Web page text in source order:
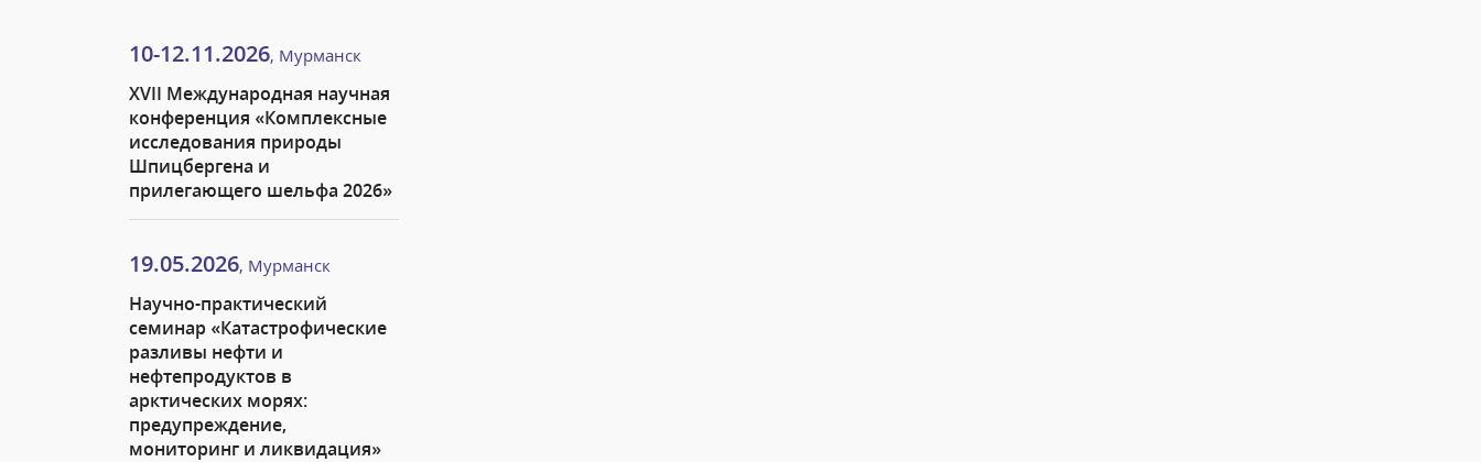
10-12.11.2026, Мурманск
XVII Международная научная
конференция «Комплексные
исследования природы
Шпицбергена и
прилегающего шельфа 2026»
19.05.2026, Мурманск
Научно-практический
семинар «Катастрофические
разливы нефти и
нефтепродуктов в
арктических морях:
предупреждение,
мониторинг и ликвидация»